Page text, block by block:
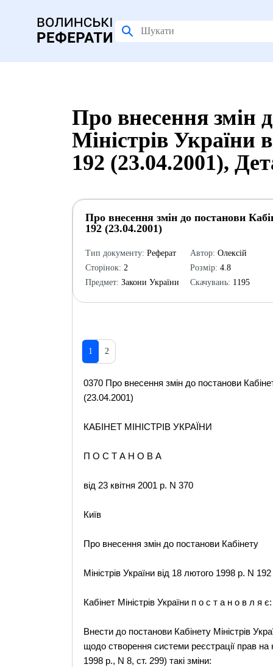
Про внесення змін
Міністрів України
192 (23.04.2001),
Про внесення змін до постанови
192 (23.04.2001)
Тип документу: Реферат
Сторінок: 2
Предмет: Закони України
Автор: Олексій
Розмір: 4.8
Скачувань: 1195
1 2
0370 Про внесення змін до постанови
(23.04.2001)
КАБІНЕТ МІНІСТРІВ УКРАЇНИ
П О С Т А Н О В А
від 23 квітня 2001 р. N 370
Київ
Про внесення змін до постанови Кабінету
Міністрів України від 18 лютого 1998 р. N 192
Кабінет Міністрів України п о с т а н о в л я є:
Внести до постанови Кабінету Міністрів
щодо створення системи реєстрації прав
1998 р., N 8, ст. 299) такі зміни: